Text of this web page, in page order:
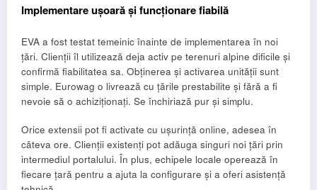
Implementare ușoară și funcționare fiabilă
EVA a fost testat temeinic înainte de implementarea în noi
țări. Clienții îl utilizează deja activ pe terenuri alpine dificile și
confirmă fiabilitatea sa. Obținerea și activarea unității sunt
simple. Eurowag o livrează cu țările prestabilite și fără a fi
nevoie să o achiziționați. Se închiriază pur și simplu.
Orice extensii pot fi activate cu ușurință online, adesea în
câteva ore. Clienții existenți pot adăuga singuri noi țări prin
intermediul portalului. În plus, echipele locale operează în
fiecare țară pentru a ajuta la configurare și a oferi asistență